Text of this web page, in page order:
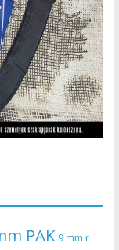
PAK 9 mm r